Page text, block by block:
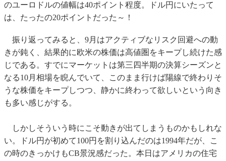
のユーロドルの値幅は40ポイント程度。ドル円にいたって
は、たったの20ポイントだった～！
振り返ってみると、9月はアクティブなリスク回避への動
きが鈍く、結果的に欧米の株価は高値圏をキープし続けた感
じである。すでにマーケットは第三四半期の決算シーズンと
なる10月相場を睨んでいて、このまま行けば陽線で終わりそ
うな株価をキープしつつ、静かに終わって欲しいという向き
も多い感じがする。
しかしそういう時にこそ動きが出てしまうものかもしれな
い。ドル円が初めて100円を割り込んだのは1994年だが、こ
の時のきっかけもCB景況感だった。本日はアメリカの住宅